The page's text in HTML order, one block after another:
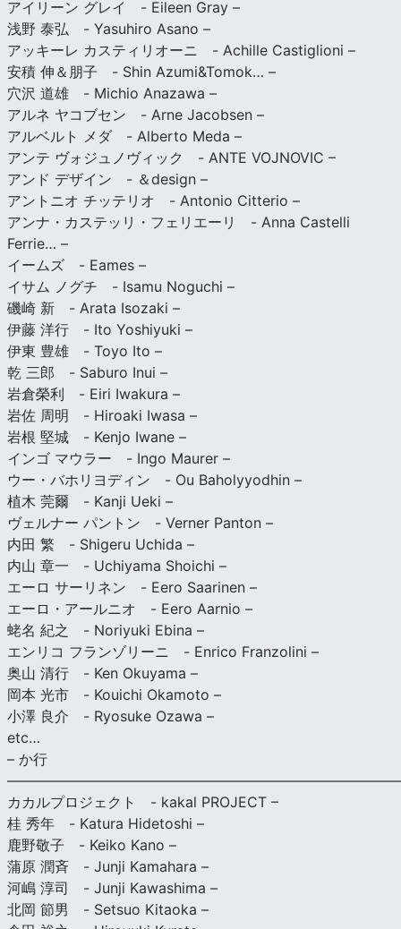
アイリーン グレイ - Eileen Gray –
浅野 泰弘 - Yasuhiro Asano –
アッキーレ カスティリオーニ - Achille Castiglioni –
安積 伸＆朋子 - Shin Azumi&Tomok… –
穴沢 道雄 - Michio Anazawa –
アルネ ヤコブセン - Arne Jacobsen –
アルベルト メダ - Alberto Meda –
アンテ ヴォジュノヴィック - ANTE VOJNOVIC –
アンド デザイン - ＆design –
アントニオ チッテリオ - Antonio Citterio –
アンナ・カステッリ・フェリエーリ - Anna Castelli
Ferrie… –
イームズ - Eames –
イサム ノグチ - Isamu Noguchi –
磯崎 新 - Arata Isozaki –
伊藤 洋行 - Ito Yoshiyuki –
伊東 豊雄 - Toyo Ito –
乾 三郎 - Saburo Inui –
岩倉榮利 - Eiri Iwakura –
岩佐 周明 - Hiroaki Iwasa –
岩根 堅城 - Kenjo Iwane –
インゴ マウラー - Ingo Maurer –
ウー・バホリヨディン - Ou Baholyyodhin –
植木 莞爾 - Kanji Ueki –
ヴェルナー パントン - Verner Panton –
内田 繁 - Shigeru Uchida –
内山 章一 - Uchiyama Shoichi –
エーロ サーリネン - Eero Saarinen –
エーロ・アールニオ - Eero Aarnio –
蛯名 紀之 - Noriyuki Ebina –
エンリコ フランゾリーニ - Enrico Franzolini –
奥山 清行 - Ken Okuyama –
岡本 光市 - Kouichi Okamoto –
小澤 良介 - Ryosuke Ozawa –
etc…
– か行
カカルプロジェクト - kakal PROJECT –
桂 秀年 - Katura Hidetoshi –
鹿野敬子 - Keiko Kano –
蒲原 潤斉 - Junji Kamahara –
河嶋 淳司 - Junji Kawashima –
北岡 節男 - Setsuo Kitaoka –